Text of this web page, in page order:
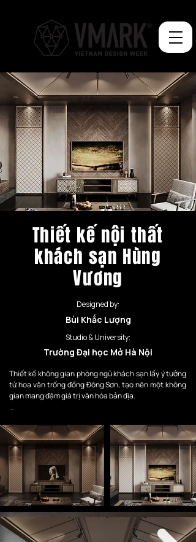
Thiết kế nội thất
khách sạn Hùng
Vương
Designed by:
Bùi Khắc Lượng
Studio & University:
Trường Đại học Mở Hà Nội
Thiết kế không gian phòng ngủ khách sạn lấy ý tưởng
từ hoa văn trống đồng Đông Sơn, tạo nên một không
gian mang đậm giá trị văn hóa bản địa.
bản sắc văn hóa truyền thống và công nghệ hiện đại
hàng đầu. Từ đó, công trình mang đến một trải
nghiệm văn hóa độc bản theo tiêu chuẩn 5 sao.